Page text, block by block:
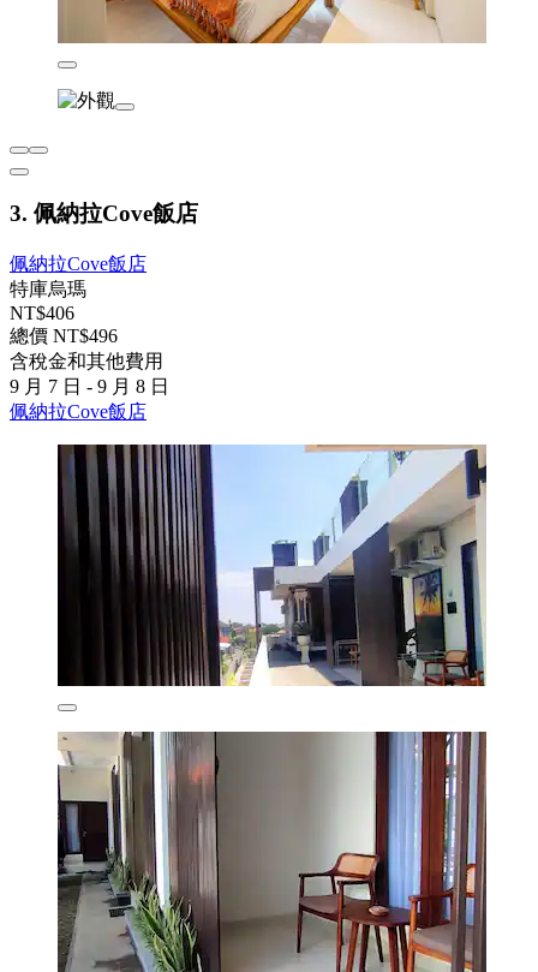
3. 佩納拉Cove飯店
佩納拉Cove飯店
特庫烏瑪
NT$406
總價 NT$496
含稅金和其他費用
9 月 7 日 - 9 月 8 日
佩納拉Cove飯店